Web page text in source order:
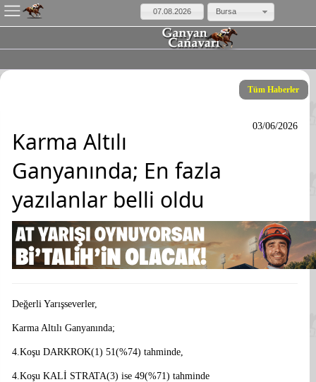
Bursa
Tüm Haberler
03/06/2026
Karma Altılı
Ganyanında; En fazla
yazılanlar belli oldu
Değerli Yarışseverler,
Karma Altılı Ganyanında;
4.Koşu DARKROK(1) 51(%74) tahminde,
4.Koşu KALİ STRATA(3) ise 49(%71) tahminde